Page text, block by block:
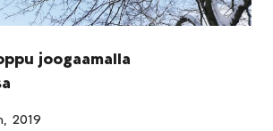
joogaamalla
2019